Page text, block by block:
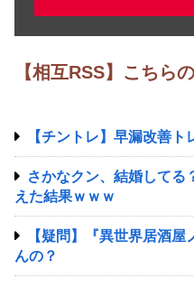
【相互RSS】こちら
【チントレ】早漏改善ト
さかなクン、結婚してる
えた結果ｗｗｗ
【疑問】『異世界居酒
んの？